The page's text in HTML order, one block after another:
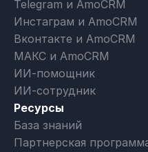
Telegram и AmoCRM
Инстаграм и AmoCRM
Вконтакте и AmoCRM
МАКС и AmoCRM
ИИ-помощник
ИИ-сотрудник
Ресурсы
База знаний
Партнерская